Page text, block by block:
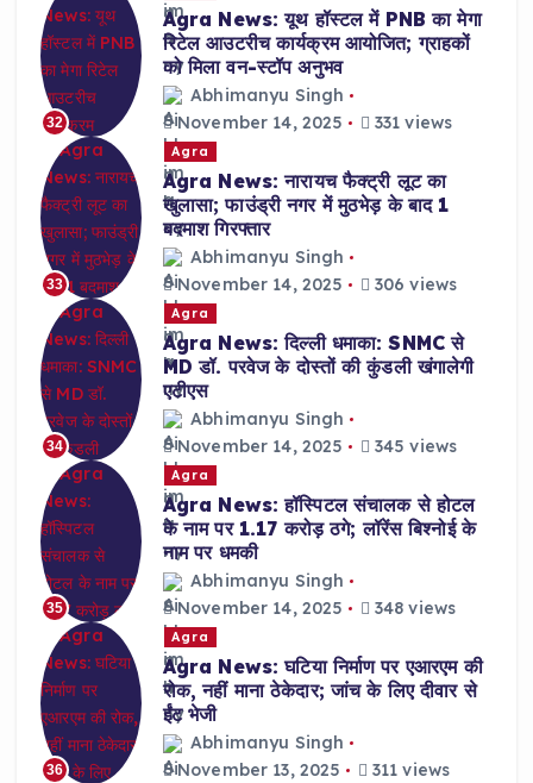
32
Agra News: यूथ हॉस्टल में PNB का मेगा
रिटेल आउटरीच कार्यक्रम आयोजित; ग्राहकों
को मिला वन-स्टॉप अनुभव
Abhimanyu Singh
November 14, 2025
331 views
33
Agra
Agra News: नारायच फैक्ट्री लूट का
खुलासा; फाउंड्री नगर में मुठभेड़ के बाद 1
बदमाश गिरफ्तार
Abhimanyu Singh
November 14, 2025
306 views
34
Agra
Agra News: दिल्ली धमाका: SNMC से
MD डॉ. परवेज के दोस्तों की कुंडली खंगालेगी
एटीएस
Abhimanyu Singh
November 14, 2025
345 views
35
Agra
Agra News: हॉस्पिटल संचालक से होटल
के नाम पर 1.17 करोड़ ठगे; लॉरेंस बिश्नोई के
नाम पर धमकी
Abhimanyu Singh
November 14, 2025
348 views
36
Agra
Agra News: घटिया निर्माण पर एआरएम की
रोक, नहीं माना ठेकेदार; जांच के लिए दीवार से
ईंट भेजी
Abhimanyu Singh
November 13, 2025
311 views